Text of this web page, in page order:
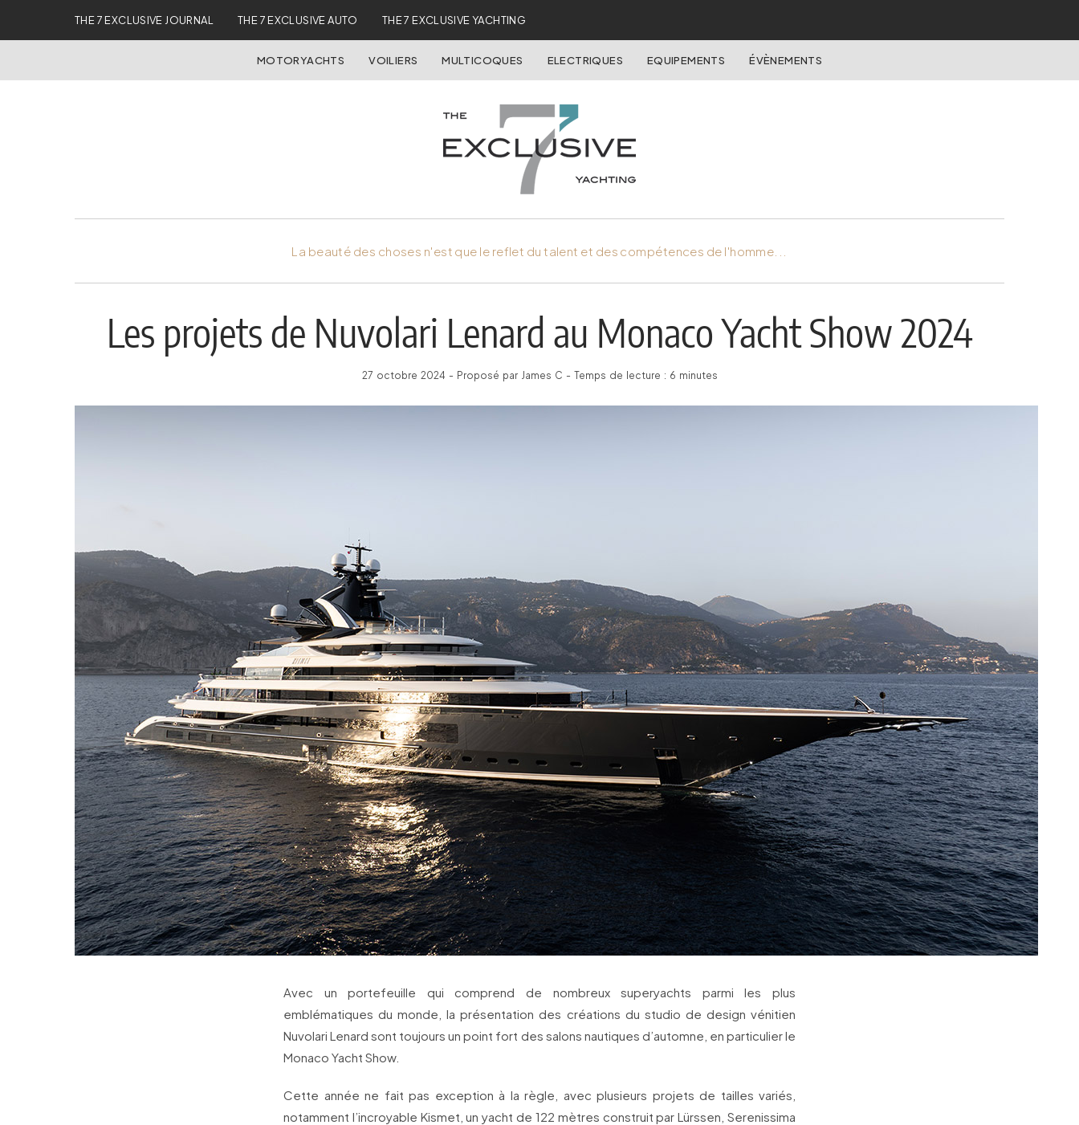
THE 7 EXCLUSIVE JOURNAL THE 7 EXCLUSIVE AUTO THE 7 EXCLUSIVE YACHTING
MOTORYACHTS VOILIERS MULTICOQUES ELECTRIQUES EQUIPEMENTS ÉVÈNEMENTS
La beauté des choses n'est que le reflet du talent et des compétences de l'homme...
Les projets de Nuvolari Lenard au Monaco Yacht Show 2024
27 octobre 2024 - Proposé par James C - Temps de lecture : 6 minutes
Avec un portefeuille qui comprend de nombreux superyachts parmi les plus
emblématiques du monde, la présentation des créations du studio de design vénitien
Nuvolari Lenard sont toujours un point fort des salons nautiques d’automne, en particulier le
Monaco Yacht Show.
Cette année ne fait pas exception à la règle, avec plusieurs projets de tailles variés,
notamment l’incroyable Kismet, un yacht de 122 mètres construit par Lürssen, Serenissima